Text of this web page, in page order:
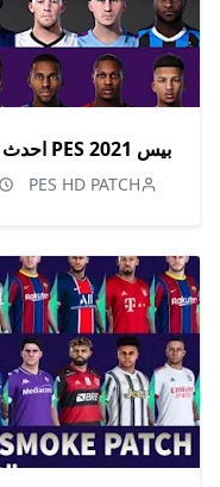
بيس 2021 PES احدث باك اوجه اكثر من 500 وجه
PES HD PATCH